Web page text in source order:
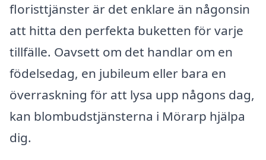
floristtjänster är det enklare än någonsin
att hitta den perfekta buketten för varje
tillfälle. Oavsett om det handlar om en
födelsedag, en jubileum eller bara en
överraskning för att lysa upp någons dag,
kan blombudstjänsterna i Mörarp hjälpa
dig.